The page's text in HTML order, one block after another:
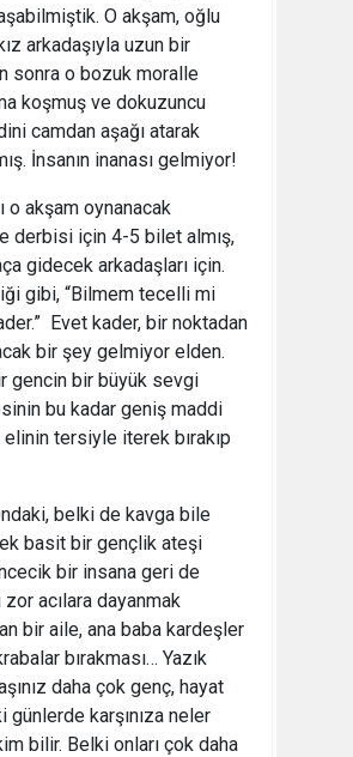
O akşam, oğlu
arkadaşıyla uzun bir
sonra o bozuk moralle
koşmuş ve dokuzuncu
camdan aşağı atarak
İnsanın inanası gelmiyor!
o akşam oynanacak
derbisi için 4-5 bilet almış,
gidecek arkadaşları için.
gibi, “Bilmem tecelli mi
Evet kader, bir noktadan
bir şey gelmiyor elden.
gencin bir büyük sevgi
bu kadar geniş maddi
elinin tersiyle iterek bırakıp
belki de kavga bile
basit bir gençlik ateşi
bir insana geri de
acılara dayanmak
bir aile, ana baba kardeşler
bırakması… Yazık
daha çok genç, hayat
günlerde karşınıza neler
bilir. Belki onları çok daha